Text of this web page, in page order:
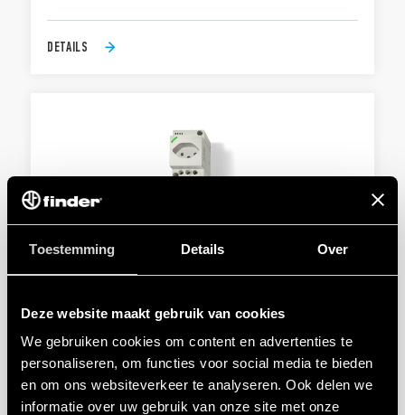
Toestemming Details Over
Deze website maakt gebruik van cookies
We gebruiken cookies om content en advertenties te
personaliseren, om functies voor social media te bieden
en om ons websiteverkeer te analyseren. Ook delen we
informatie over uw gebruik van onze site met onze
DETAILS
TYPE 7U.13 - STOPCONTACT VOOR
SCHAKELKASTEN
Zwitsers systeem Type J 10 A
Met LED-spanningsindicatie in het stopcontact
DETAILS